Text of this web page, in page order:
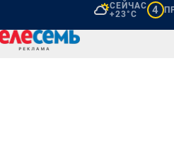
СЕЙЧАС
+23°C
4